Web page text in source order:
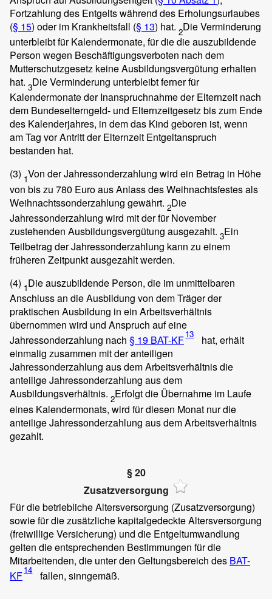
Fortzahlung des Entgelts während des Erholungsurlaubes
(§ 15) oder im Krankheitsfall (§ 13) hat. 2Die Verminderung
unterbleibt für Kalendermonate, für die die auszubildende
Person wegen Beschäftigungsverboten nach dem
Mutterschutzgesetz keine Ausbildungsvergütung erhalten
hat. 3Die Verminderung unterbleibt ferner für
Kalendermonate der Inanspruchnahme der Elternzeit nach
dem Bundeselterngeld- und Elternzeitgesetz bis zum Ende
des Kalenderjahres, in dem das Kind geboren ist, wenn
am Tag vor Antritt der Elternzeit Entgeltanspruch
bestanden hat.
(3) 1Von der Jahressonderzahlung wird ein Betrag in Höhe
von bis zu 780 Euro aus Anlass des Weihnachtsfestes als
Weihnachtssonderzahlung gewährt. 2Die
Jahressonderzahlung wird mit der für November
zustehenden Ausbildungsvergütung ausgezahlt. 3Ein
Teilbetrag der Jahressonderzahlung kann zu einem
früheren Zeitpunkt ausgezahlt werden.
(4) 1Die auszubildende Person, die im unmittelbaren
Anschluss an die Ausbildung von dem Träger der
praktischen Ausbildung in ein Arbeitsverhältnis
übernommen wird und Anspruch auf eine
Jahressonderzahlung nach § 19 BAT-KF13
hat, erhält
einmalig zusammen mit der anteiligen
Jahressonderzahlung aus dem Arbeitsverhältnis die
anteilige Jahressonderzahlung aus dem
Ausbildungsverhältnis. 2Erfolgt die Übernahme im Laufe
eines Kalendermonats, wird für diesen Monat nur die
anteilige Jahressonderzahlung aus dem Arbeitsverhältnis
gezahlt.
§ 20
Zusatzversorgung
Für die betriebliche Altersversorgung (Zusatzversorgung)
sowie für die zusätzliche kapitalgedeckte Altersversorgung
(freiwillige Versicherung) und die Entgeltumwandlung
gelten die entsprechenden Bestimmungen für die
Mitarbeitenden, die unter den Geltungsbereich des BAT-
KF14 fallen, sinngemäß.